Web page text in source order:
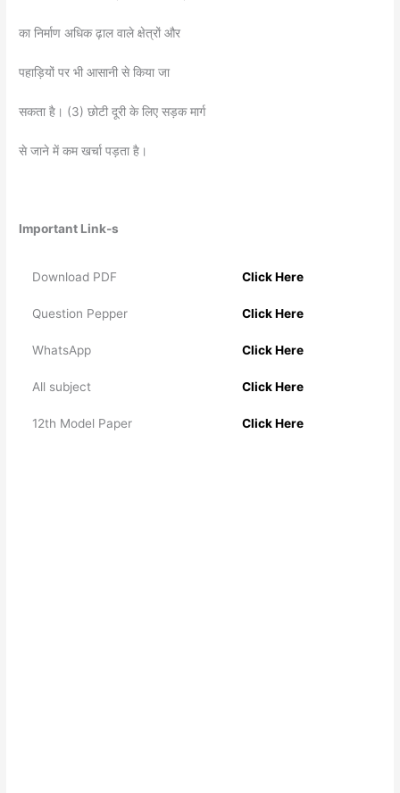
का निर्माण अधिक ढ़ाल वाले क्षेत्रों और
पहाड़ियों पर भी आसानी से किया जा
सकता है। (3) छोटी दूरी के लिए सड़क मार्ग
से जाने में कम खर्चा पड़ता है।
Important Link-s
Download PDF Click Here
Question Pepper Click Here
WhatsApp Click Here
All subject Click Here
12th Model Paper Click Here